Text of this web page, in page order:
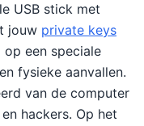
USB stick met
jouw private keys
een speciale
fysieke aanvallen.
van de computer
hackers. Op het